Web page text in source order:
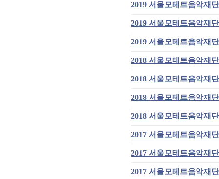
2019 서울모테트음악재
2019 서울모테트음악재
2019 서울모테트음악재
2018 서울모테트음악재
2018 서울모테트음악재
2018 서울모테트음악재
2018 서울모테트음악재
2017 서울모테트음악재
2017 서울모테트음악재
2017 서울모테트음악재